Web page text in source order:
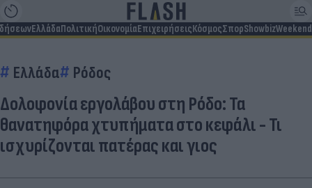
ΕλλάδαΠολιτικήΟικονομίαΕπιχειρήσειςΚόσμοςΣπορShowbizWeekend
Ελλάδα Ρόδος
Δολοφονία εργολάβου στη Ρόδο: Τα
θανατηφόρα χτυπήματα στο κεφάλι - Τι
ισχυρίζονται πατέρας και γιος